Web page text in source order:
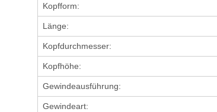
Kopfform:
Länge:
Kopfdurchmesser:
Kopfhöhe:
Gewindeausführung:
Gewindeart: